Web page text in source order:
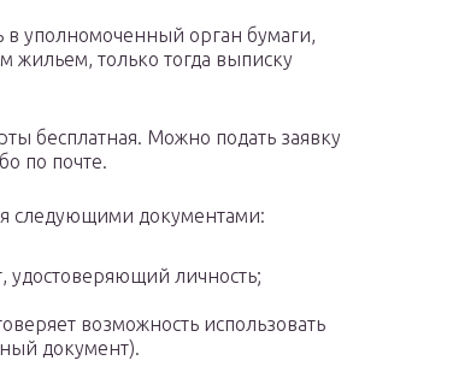
в уполномоченный орган бумаги,
жильем, только тогда выписку
бесплатная. Можно подать заявку
по почте.
следующими документами:
удостоверяющий личность;
возможность использовать
документ).